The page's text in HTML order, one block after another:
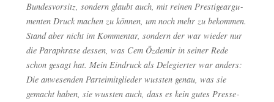
Bun­des­vor­sitz, son­dern glaubt auch, mit rei­nen Pres­ti­ge­ar­gu­
men­ten Druck machen zu kön­nen, um noch mehr zu bekom­men.
Stand aber nicht im Kom­men­tar, son­dern der war wie­der nur
die Para­phra­se des­sen, was Cem Özd­emir in sei­ner Rede
schon gesagt hat. Mein Ein­druck als Dele­gier­ter war anders:
Die anwe­sen­den Par­tei­mit­glie­der wuss­ten genau, was sie
gemacht haben, sie wuss­ten auch, dass es kein gutes Pres­se­